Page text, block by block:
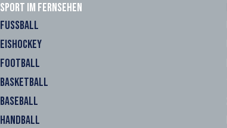
Sport im Fernsehen
FUSSBALL
EISHOCKEY
FOOTBALL
BASKETBALL
BASEBALL
HANDBALL